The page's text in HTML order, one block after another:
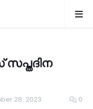
28, 2023 0